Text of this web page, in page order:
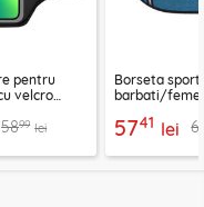
pentru
velcro
5899 lei
Borseta
barbati/femei
5741 lei